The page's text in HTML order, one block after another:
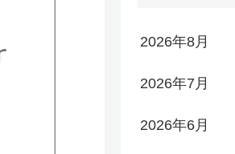
2026年8月
2026年7月
2026年6月